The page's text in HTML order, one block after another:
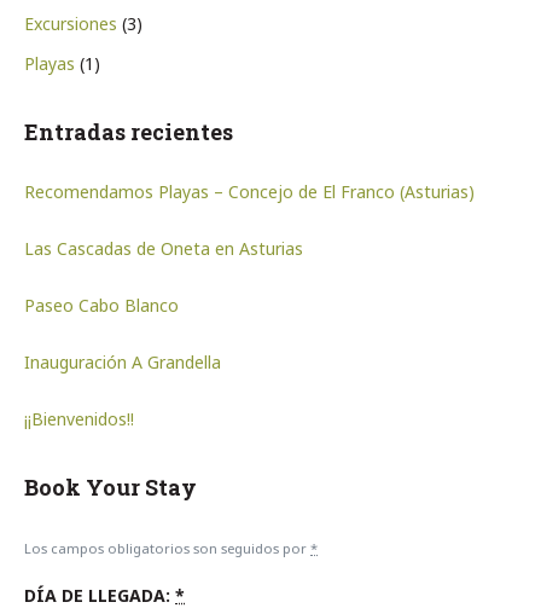
Excursiones (3)
Playas (1)
Entradas recientes
Recomendamos Playas – Concejo de El Franco (Asturias)
Las Cascadas de Oneta en Asturias
Paseo Cabo Blanco
Inauguración A Grandella
¡¡Bienvenidos!!
Book Your Stay
Los campos obligatorios son seguidos por *
DÍA DE LLEGADA: *